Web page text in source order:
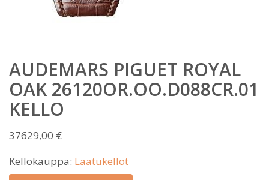
AUDEMARS PIGUET ROYAL
OAK 26120OR.OO.D088CR.01
KELLO
37629,00 €
Kellokauppa: Laatukellot